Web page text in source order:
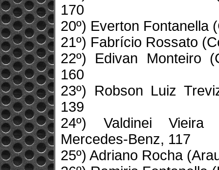
170
20º) Everton Fontanella
21º) Fabrício Rossato
22º) Edivan Monteiro
160
23º) Robson Luiz
139
24º) Valdinei Vieira
Mercedes-Benz, 117
25º) Adriano Rocha